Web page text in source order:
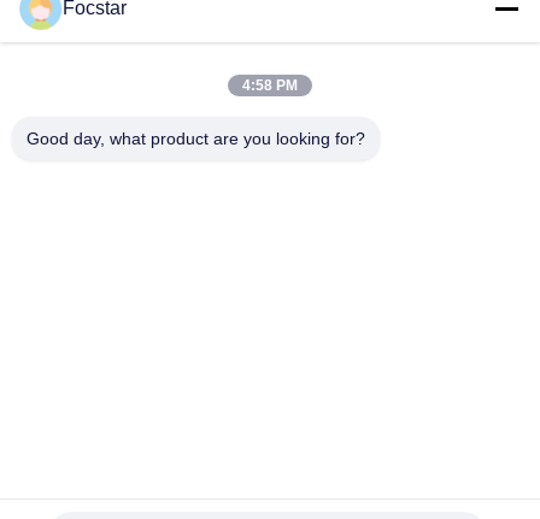
Adres
Focstar
4:58 PM
Good day, what product are you looking for?